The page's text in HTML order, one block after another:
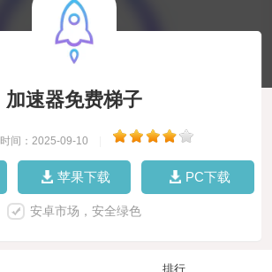
加速器免费梯子
时间：2025-09-10
苹果下载 PC下载
安卓市场，安全绿色
排行